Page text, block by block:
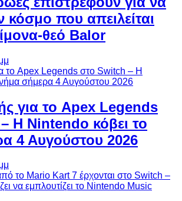
που απειλείται
θεό Balor
για το Apex Legends
Η Nintendo κόβει το
4 Αυγούστου 2026